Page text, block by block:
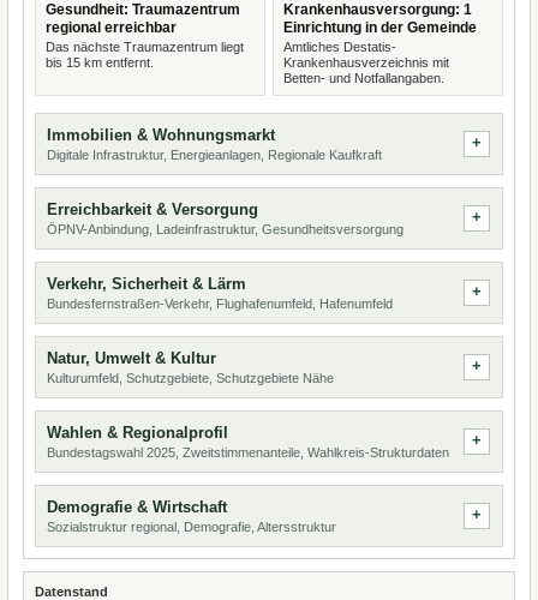
Gesundheit: Traumazentrum
regional erreichbar
Das nächste Traumazentrum liegt
bis 15 km entfernt.
Krankenhausversorgung: 1
Einrichtung in der Gemeinde
Amtliches Destatis-
Krankenhausverzeichnis mit
Betten- und Notfallangaben.
Immobilien & Wohnungsmarkt
Digitale Infrastruktur, Energieanlagen, Regionale Kaufkraft
Erreichbarkeit & Versorgung
ÖPNV-Anbindung, Ladeinfrastruktur, Gesundheitsversorgung
Verkehr, Sicherheit & Lärm
Bundesfernstraßen-Verkehr, Flughafenumfeld, Hafenumfeld
Natur, Umwelt & Kultur
Kulturumfeld, Schutzgebiete, Schutzgebiete Nähe
Wahlen & Regionalprofil
Bundestagswahl 2025, Zweitstimmenanteile, Wahlkreis-Strukturdaten
Demografie & Wirtschaft
Sozialstruktur regional, Demografie, Altersstruktur
Datenstand